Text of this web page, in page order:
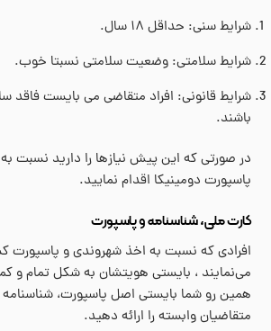
شرایط سنی: حداقل ۱۸ سال.
شرایط سلامتی: وضعیت سلامتی نسبتا خوب.
شرایط قانونی: افراد متقاضی می بایست فاقد
باشند.
در صورتی که این پیش نیازها را دارید نسبت
پاسپورت دومینیکا اقدام نمایید.
کارت ملی، شناسنامه و پاسپورت
افرادی که نسبت به اخذ شهروندی و پاسپورت
می‌نمایند ، بایستی هویتشان به شکل تمام و
همین رو شما بایستی اصل پاسپورت،
متقاضیان وابسته را ارائه دهید.